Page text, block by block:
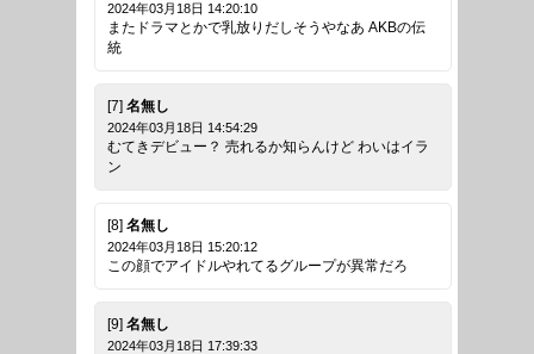
2024年03月18日 14:20:10
またドラマとかで乳放りだしそうやなあ AKBの伝
統
[7] 名無し
2024年03月18日 14:54:29
むてきデビュー？ 売れるか知らんけど わいはイラ
ン
[8] 名無し
2024年03月18日 15:20:12
この顔でアイドルやれてるグループが異常だろ
[9] 名無し
2024年03月18日 17:39:33